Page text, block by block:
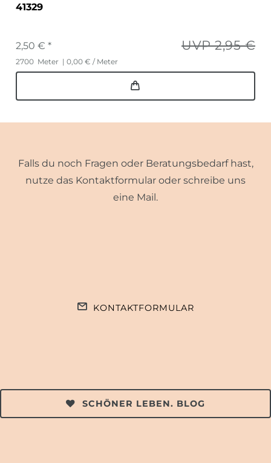
41329
UVP 2,95 €
2,50 € *
2700 Meter | 0,00 € / Meter
Falls du noch Fragen oder Beratungsbedarf hast,
nutze das Kontaktformular oder schreibe uns
eine Mail.
KONTAKTFORMULAR
SCHÖNER LEBEN. BLOG